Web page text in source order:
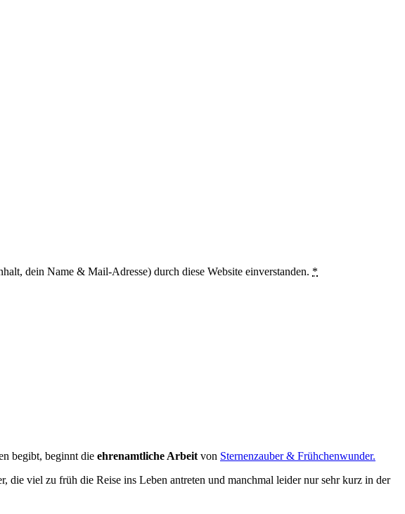
dein Name & Mail-Adresse) durch diese Website einverstanden. *
begibt, beginnt die ehrenamtliche Arbeit von Sternenzauber & Frühchenwunder.
viel zu früh die Reise ins Leben antreten und manchmal leider nur sehr kurz in der